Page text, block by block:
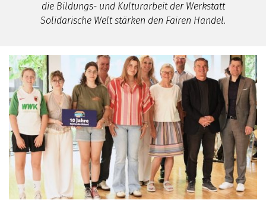
die Bildungs- und Kulturarbeit der Werkstatt
Solidarische Welt stärken den Fairen Handel.